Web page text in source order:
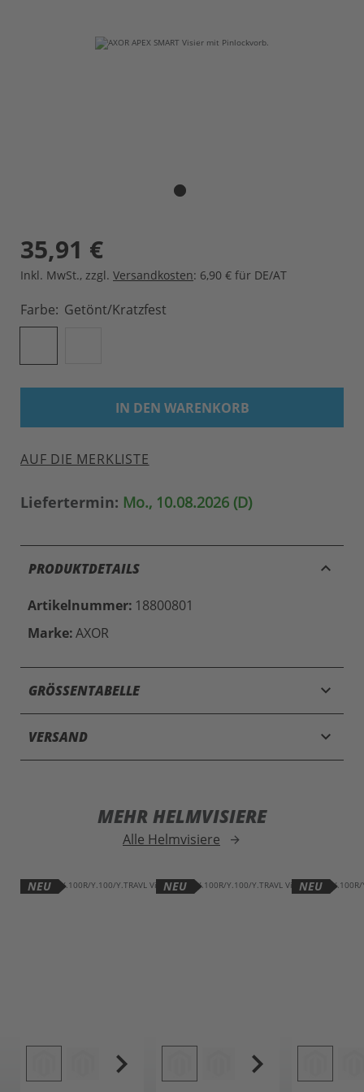
35,91 €
Inkl. MwSt., zzgl. Versandkosten: 6,90 € für DE/AT
Farbe Getönt/kratzfest
IN DEN WARENKORB
AUF DIE MERKLISTE
Liefertermin: Mo., 10.08.2026 (D)
PRODUKTDETAILS keyboard_arrow_up
Artikelnummer: 18800801
Marke:AXOR
GRÖSSENTABELLE keyboard_arrow_down
VERSAND keyboard_arrow_down
MEHR HELMVISIERE
Alle Helmvisiere arrow_forward
NEU NEU NEU